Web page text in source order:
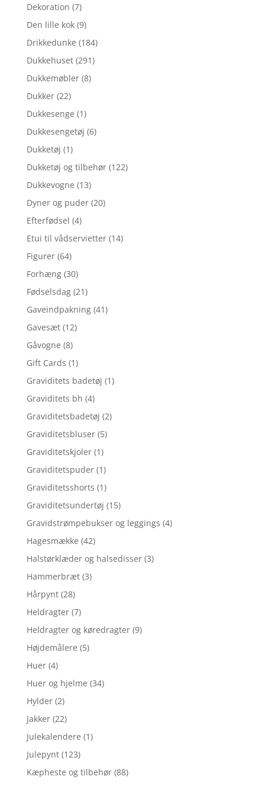
Dekoration (7)
Den lille kok (9)
Drikkedunke (184)
Dukkehuset (291)
Dukkemøbler (8)
Dukker (22)
Dukkesenge (1)
Dukkesengetøj (6)
Dukketøj (1)
Dukketøj og tilbehør (122)
Dukkevogne (13)
Dyner og puder (20)
Efterfødsel (4)
Etui til vådservietter (14)
Figurer (64)
Forhæng (30)
Fødselsdag (21)
Gaveindpakning (41)
Gavesæt (12)
Gåvogne (8)
Gift Cards (1)
Graviditets badetøj (1)
Graviditets bh (4)
Graviditetsbadetøj (2)
Graviditetsbluser (5)
Graviditetskjoler (1)
Graviditetspuder (1)
Graviditetsshorts (1)
Graviditetsundertøj (15)
Gravidstrømpebukser og leggings (4)
Hagesmække (42)
Halstørklæder og halsedisser (3)
Hammerbræt (3)
Hårpynt (28)
Heldragter (7)
Heldragter og køredragter (9)
Højdemålere (5)
Huer (4)
Huer og hjelme (34)
Hylder (2)
Jakker (22)
Julekalendere (1)
Julepynt (123)
Kæpheste og tilbehør (88)